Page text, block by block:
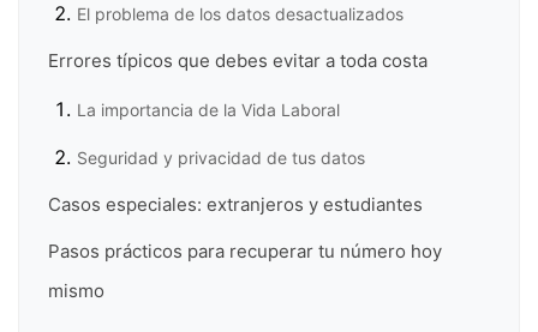
El problema de los datos desactualizados
Errores típicos que debes evitar a toda costa
La importancia de la Vida Laboral
Seguridad y privacidad de tus datos
Casos especiales: extranjeros y estudiantes
Pasos prácticos para recuperar tu número hoy
mismo